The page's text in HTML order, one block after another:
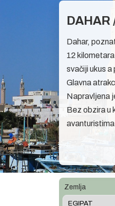
DAHAR
Dahar,
12
svačiji ukus a
Glavna
Napravljena
Bez obzira u
Zemlja